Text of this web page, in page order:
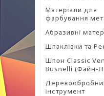
Матеріали для
фарбування
Абразивні
Шпаклівки та
Шпон Classic
Busnelli (Файн-
інструмент